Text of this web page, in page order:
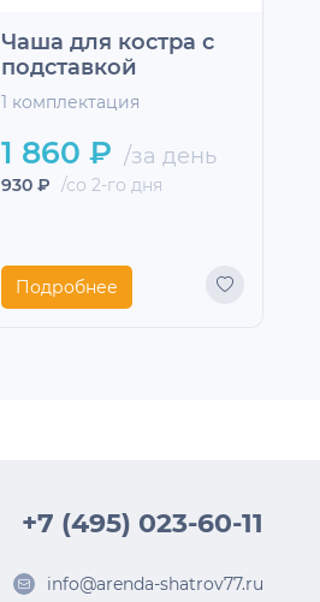
Чаша для костра с
подставкой
1 комплектация
1 860 ₽ /за день
930 ₽ /со 2-го дня
Подробнее
+7 (495) 023-60-11
info@arenda-shatrov77.ru